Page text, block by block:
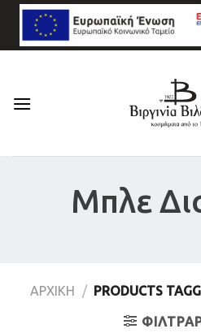
Skip
content
Μπλε
ΑΡΧΙΚΉ / PRODUCTS